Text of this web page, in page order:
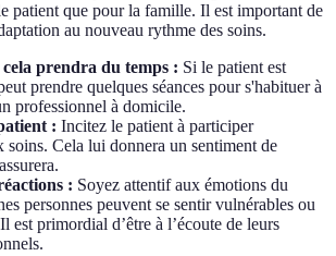
patient que pour la famille. Il est important de
au nouveau rythme des soins.
cela prendra du temps : Si le patient est
prendre quelques séances pour s'habituer à
professionnel à domicile.
: Incitez le patient à participer
soins. Cela lui donnera un sentiment de
: Soyez attentif aux émotions du
personnes peuvent se sentir vulnérables ou
est primordial d’être à l’écoute de leurs